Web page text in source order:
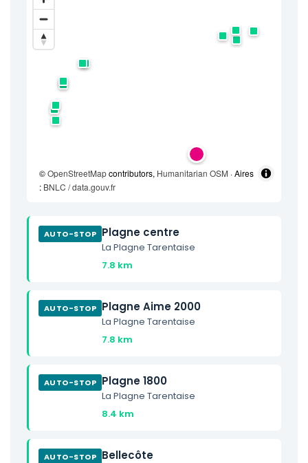
©OpenStreetMapcontributors, Humanitarian OSM · Aires
: BNLC / data.gouv.fr
AUTO-STOP Plagne centre
La Plagne Tarentaise
7.8 km
AUTO-STOP Plagne Aime 2000
La Plagne Tarentaise
7.8 km
AUTO-STOP Plagne 1800
La Plagne Tarentaise
8.4 km
AUTO-STOP Bellecôte